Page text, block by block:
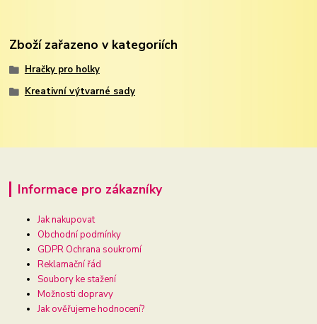
Zboží zařazeno v kategoriích
Hračky pro holky
Kreativní výtvarné sady
Informace pro zákazníky
Jak nakupovat
Obchodní podmínky
GDPR Ochrana soukromí
Reklamační řád
Soubory ke stažení
Možnosti dopravy
Jak ověřujeme hodnocení?